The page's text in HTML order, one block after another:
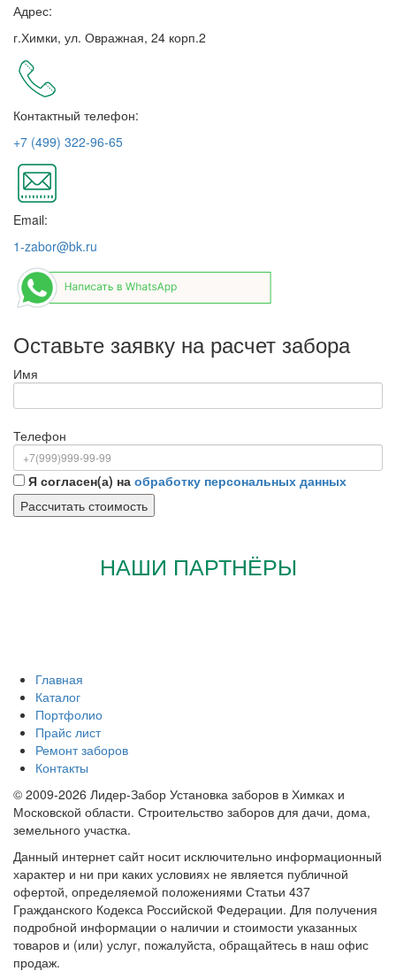
Адрес:
г.Химки, ул. Овражная, 24 корп.2
Контактный телефон:
+7 (499) 322-96-65
Email:
1-zabor@bk.ru
Оставьте заявку на расчет забора
Имя
Телефон
Я согласен(а) на обработку персональных данных
НАШИ ПАРТНЁРЫ
Главная
Каталог
Портфолио
Прайс лист
Ремонт заборов
Контакты
© 2009-2026 Лидер-Забор Установка заборов в Химках и
Московской области. Строительство заборов для дачи, дома,
земельного участка.
Данный интернет сайт носит исключительно информационный
характер и ни при каких условиях не является публичной
офертой, определяемой положениями Статьи 437
Гражданского Кодекса Российской Федерации. Для получения
подробной информации о наличии и стоимости указанных
товаров и (или) услуг, пожалуйста, обращайтесь в наш офис
продаж.